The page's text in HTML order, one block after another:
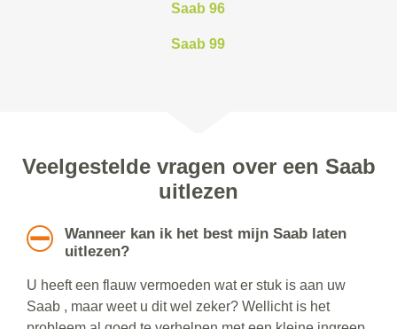
Saab 96
Saab 99
Veelgestelde vragen over een Saab
uitlezen
Wanneer kan ik het best mijn Saab laten
uitlezen?
U heeft een flauw vermoeden wat er stuk is aan uw
Saab , maar weet u dit wel zeker? Wellicht is het